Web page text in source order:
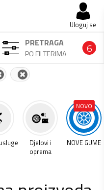
Uloguj se
PRETRAGA
PO FILTERIMA 6
Djelovi i
oprema
NOVO
NOVE GUME